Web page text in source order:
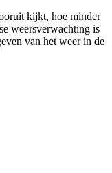
kijkt, hoe minder
weersverwachting is
van het weer in de